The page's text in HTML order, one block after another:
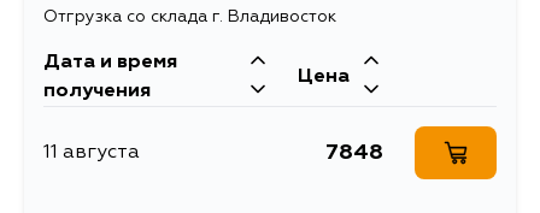
Отгрузка со склада г. Владивосток
Дата и время
получения
Цена
11 августа 7848